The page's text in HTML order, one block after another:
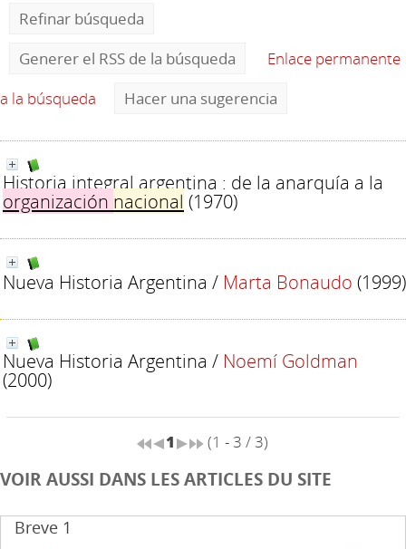
Refinar búsqueda
Generer el RSS de la búsqueda
Enlace permanente
a la búsqueda
Hacer una sugerencia
Historia integral argentina : de la anarquía a la
organización nacional (1970)
Nueva Historia Argentina / Marta Bonaudo (1999)
Nueva Historia Argentina / Noemí Goldman
(2000)
1 (1 - 3 / 3)
VOIR AUSSI DANS LES ARTICLES DU SITE
Breve 1